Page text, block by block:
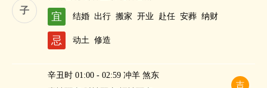
子
宜 结婚 出行 搬家 开业 赴任 安葬 纳财
忌 动土 修造
吉
辛丑时 01:00 - 02:59 冲羊 煞东